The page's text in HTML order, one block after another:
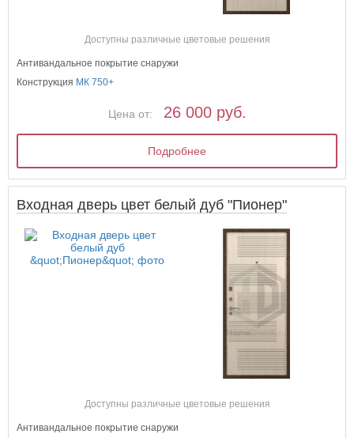
Доступны различные цветовые решения
Антивандальное покрытие снаружи
Конструкция МК 750+
Цена от: 26 000 руб.
Подробнее
Входная дверь цвет белый дуб "Пионер"
Доступны различные цветовые решения
Антивандальное покрытие снаружи